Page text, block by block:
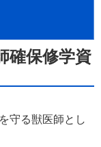
確保修学資
守る獣医師とし